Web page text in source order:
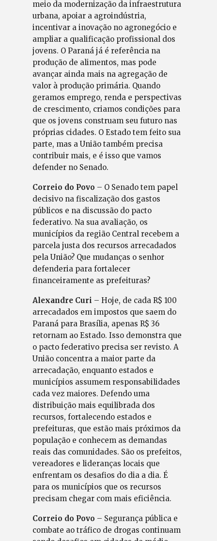
meio da modernização da infraestrutura
urbana, apoiar a agroindústria,
incentivar a inovação no agronegócio e
ampliar a qualificação profissional dos
jovens. O Paraná já é referência na
produção de alimentos, mas pode
avançar ainda mais na agregação de
valor à produção primária. Quando
geramos emprego, renda e perspectivas
de crescimento, criamos condições para
que os jovens construam seu futuro nas
próprias cidades. O Estado tem feito sua
parte, mas a União também precisa
contribuir mais, e é isso que vamos
defender no Senado.
Correio do Povo – O Senado tem papel
decisivo na fiscalização dos gastos
públicos e na discussão do pacto
federativo. Na sua avaliação, os
municípios da região Central recebem a
parcela justa dos recursos arrecadados
pela União? Que mudanças o senhor
defenderia para fortalecer
financeiramente as prefeituras?
Alexandre Curi – Hoje, de cada R$ 100
arrecadados em impostos que saem do
Paraná para Brasília, apenas R$ 36
retornam ao Estado. Isso demonstra que
o pacto federativo precisa ser revisto. A
União concentra a maior parte da
arrecadação, enquanto estados e
municípios assumem responsabilidades
cada vez maiores. Defendo uma
distribuição mais equilibrada dos
recursos, fortalecendo estados e
prefeituras, que estão mais próximos da
população e conhecem as demandas
reais das comunidades. São os prefeitos,
vereadores e lideranças locais que
enfrentam os desafios do dia a dia. É
para os municípios que os recursos
precisam chegar com mais eficiência.
Correio do Povo – Segurança pública e
combate ao tráfico de drogas continuam